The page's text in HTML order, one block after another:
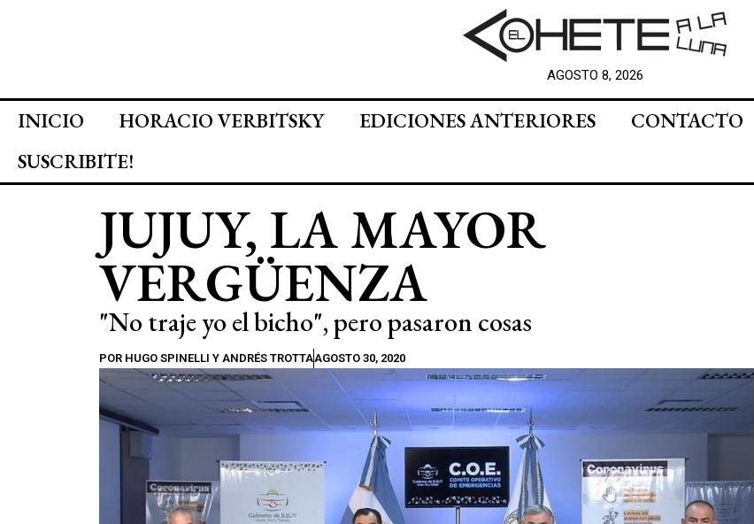
AGOSTO 8, 2026
INICIO HORACIO VERBITSKY EDICIONES ANTERIORES
CONTACTO
SUSCRIBITE!
JUJUY, LA MAYOR
VERGÜENZA
"No traje yo el bicho", pero pasaron cosas
POR HUGO SPINELLI Y ANDRÉS TROTTAAGOSTO 30, 2020